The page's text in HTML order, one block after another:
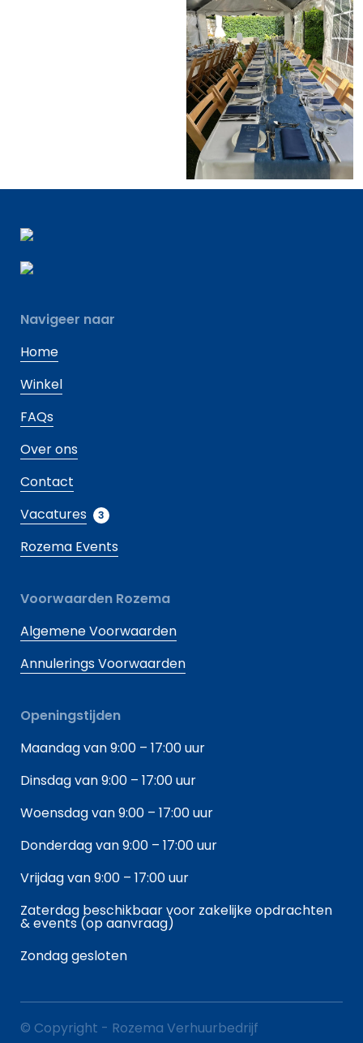
Navigeer naar
Home
Winkel
FAQs
Over ons
Contact
Vacatures
3
Rozema Events
Voorwaarden Rozema
Algemene Voorwaarden
Annulerings Voorwaarden
Openingstijden
Maandag van 9:00 – 17:00 uur
Dinsdag van 9:00 – 17:00 uur
Woensdag van 9:00 – 17:00 uur
Donderdag van 9:00 – 17:00 uur
Vrijdag van 9:00 – 17:00 uur
Zaterdag beschikbaar voor zakelijke opdrachten
& events (op aanvraag)
Zondag gesloten
© Copyright - Rozema Verhuurbedrijf